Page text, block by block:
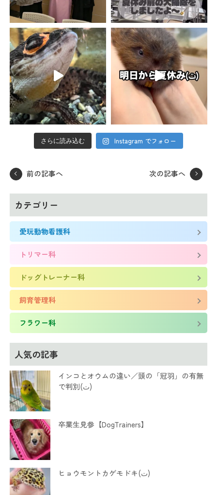
さらに読み込む Instagram でフォロー
前の記事へ 次の記事へ
カテゴリー
愛玩動物看護科
トリマー科
ドッグトレーナー科
飼育管理科
フラワー科
人気の記事
インコとオウムの違い／頭の「冠羽」の有無
で判別(ت)
卒業生見参【DogTrainers】
ヒョウモントカゲモドキ(ت)